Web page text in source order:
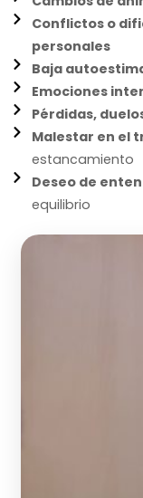
Conflictos o
personales
Baja
Emociones
Pérdidas,
Malestar en el
estancamiento
Deseo de
equilibrio